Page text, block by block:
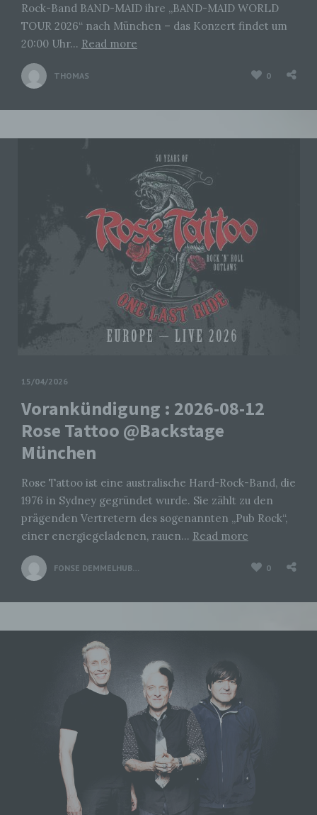
Rock-Band BAND-MAID ihre „BAND-MAID WORLD
TOUR 2026“ nach München – das Konzert findet um
20:00 Uhr… Read more
THOMAS 0
15/04/2026
Vorankündigung : 2026-08-12
Rose Tattoo @Backstage
München
Rose Tattoo ist eine australische Hard-Rock-Band, die
1976 in Sydney gegründet wurde. Sie zählt zu den
prägenden Vertretern des sogenannten „Pub Rock“,
einer energiegeladenen, rauen… Read more
0